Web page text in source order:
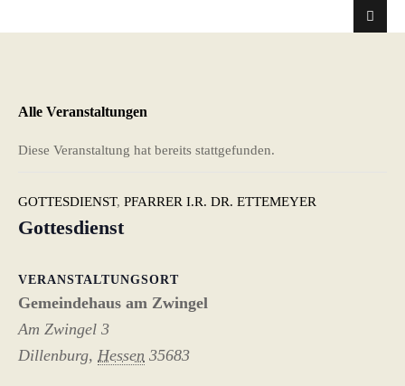
Alle Veranstaltungen
Diese Veranstaltung hat bereits stattgefunden.
GOTTESDIENST, PFARRER I.R. DR. ETTEMEYER
Gottesdienst
VERANSTALTUNGSORT
Gemeindehaus am Zwingel
Am Zwingel 3
Dillenburg, Hessen 35683